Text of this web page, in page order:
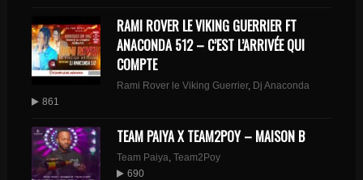
RAMI ROVER LE VIKING GUERRIER FT
ANACONDA 512 – C’EST L’ARRIVÉE QUI
COMPTE
Rami Rover le Viking Guerrier, Dj Anaconda
861
TEAM PAIYA X TEAM2POY – MAISON B
Team Paiya, Team2Poy
690